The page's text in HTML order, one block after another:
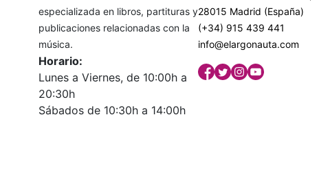
especializada en libros, partituras y
publicaciones relacionadas con la
música.
Horario:
Lunes a Viernes, de 10:00h a
20:30h
Sábados de 10:30h a 14:00h
28015 Madrid (España)
(+34) 915 439 441
info@elargonauta.com